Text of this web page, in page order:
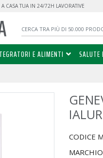
A CASA TUA IN 24/72H LAVORATIVE
E ALIMENTI SALUTE
CODICE